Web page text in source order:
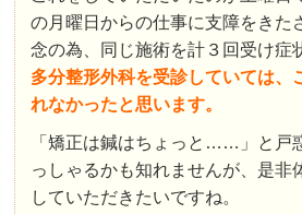
の月曜日からの仕事に支障をきた
念の為、同じ施術を計３回受け症
多分整形外科を受診していては、
れなかったと思います。
「矯正は鍼はちょっと……」と戸
っしゃるかも知れませんが、是非
していただきたいですね。